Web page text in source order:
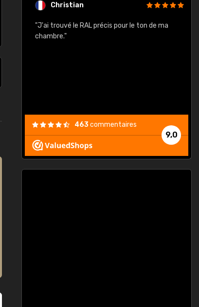
ne
Christian
"J'ai trouvé le RAL précis pour le ton de ma
chambre."
9,0
463commentaires